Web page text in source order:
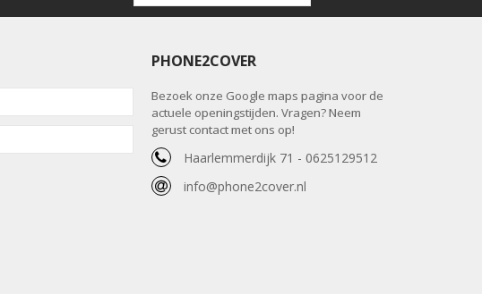
PHONE2COVER
Bezoek onze Google maps pagina voor de
actuele openingstijden. Vragen? Neem
gerust contact met ons op!
Haarlemmerdijk 71 - 0625129512
info@phone2cover.nl